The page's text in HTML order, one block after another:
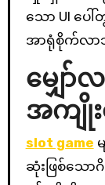
သော UI ပ
အာရုံစိုက်လ
မျှေ
အကျိုး
slot game
ဆုံးဖြစ်သော